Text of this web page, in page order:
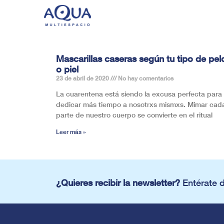
Mascarillas caseras según tu tipo de
o piel
23 de abril de 2020 No hay comentarios
La cuarentena está siendo la excusa perfecta para
dedicar más tiempo a nosotrxs mismxs. Mimar
parte de nuestro cuerpo se convierte en el ritual
Leer más »
¿Quieres recibir la newsletter? Entérate